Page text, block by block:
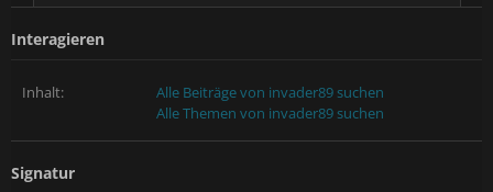
Interagieren
Inhalt:
Alle Beiträge von invader89 suchen
Alle Themen von invader89 suchen
Signatur